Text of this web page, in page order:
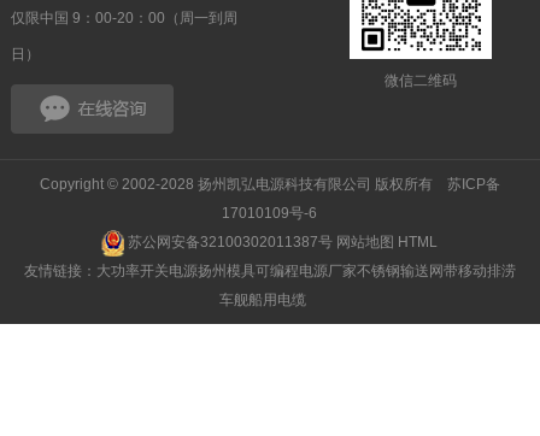
仅限中国 9：00-20：00（周一到周
日）
微信二维码
Copyright © 2002-2028 扬州凯弘电源科技有限公司 版权所有 苏ICP备
17010109号-6
苏公网安备32100302011387号 网站地图 HTML
友情链接： 大功率开关电源扬州模具可编程电源厂家不锈钢输送网带移动排涝
车舰船用电缆